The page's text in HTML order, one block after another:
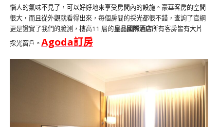
惱人的氣味不見了，可以好好地來享受房間內的設施。豪華客房的空間
很大，而且從外觀就看得出來，每個房間的採光都很不錯，查詢了官網
更是證實了我們的臆測，樓高11 層的皇品國際酒店所有客房皆有大片
採光窗戶。 Agoda訂房